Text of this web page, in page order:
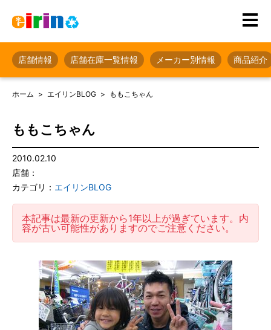
店舗情報 店舗在庫一覧情報 メーカー別情報 商品紹介
ホーム エイリンBLOG ももこちゃん
ももこちゃん
2010.02.10
店舗：
カテゴリ： エイリンBLOG
本記事は最新の更新から1年以上が過ぎています。内
容が古い可能性がありますのでご注意ください。